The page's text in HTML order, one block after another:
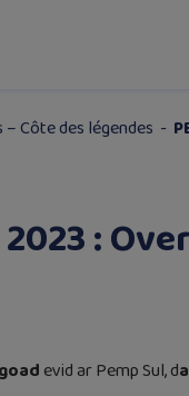
Côte des légendes -
2023 :
evid ar Pemp Sul, d